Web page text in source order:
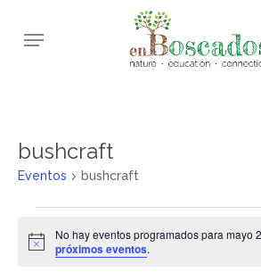
Menu
bushcraft
Eventos bushcraft
en
Aviso
No hay eventos programados para mayo
próximos eventos.